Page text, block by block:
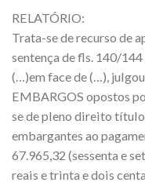
RELATÓRIO:
Trata-se de recurso de
sentença de fls. 140/
(…)em face de (…),
EMBARGOS opostos
se de pleno direito
embargantes ao
67.965,32 (sessenta e
reais e trinta e dois